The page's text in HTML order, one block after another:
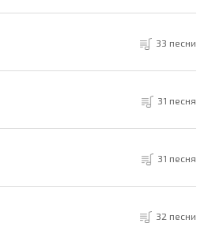
33 песни
31 песня
31 песня
32 песни